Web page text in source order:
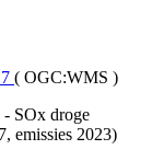
( OGC:WMS )
SOx droge
emissies 2023)